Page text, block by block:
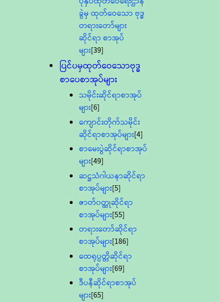
ခွဲမှ ထုတ်ဝေသော ဗုဒ္ဓ
တရားတော်များ
ဆိုင်ရာ စာအုပ်
များ[39]
ပြင်ပမှထုတ်ဝေသောဗုဒ္ဓ
စာပေစာအုပ်များ
သမိုင်းဆိုင်ရာစာအုပ်
များ[6]
ကျောင်းတိုက်သမိုင်း
ဆိုင်ရာစာအုပ်များ[4]
စာမေးပွဲဆိုင်ရာစာအုပ်
များ[49]
ဆဋ္ဌသံဂါယနာဆိုင်ရာ
စာအုပ်များ[5]
ဇာတ်၀တ္ထုဆိုင်ရာ
စာအုပ်များ[55]
တရားတော်ဆိုင်ရာ
စာအုပ်များ[186]
ထေရုပ္ပတ္တိဆိုင်ရာ
စာအုပ်များ[69]
ဒီပနီဆိုင်ရာစာအုပ်
များ[65]